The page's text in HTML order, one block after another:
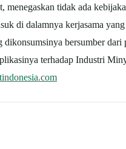
tidak ada
di dalamnya kerjasama
bersumber
terhadap Industri